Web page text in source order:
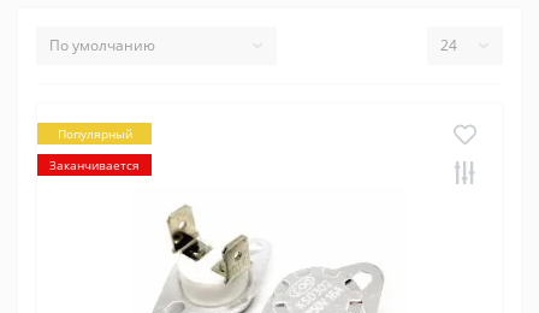
Популярный
Заканчивается